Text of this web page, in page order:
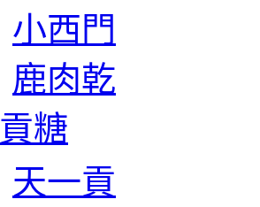
小西門
鹿肉乾
貢糖
天一貢